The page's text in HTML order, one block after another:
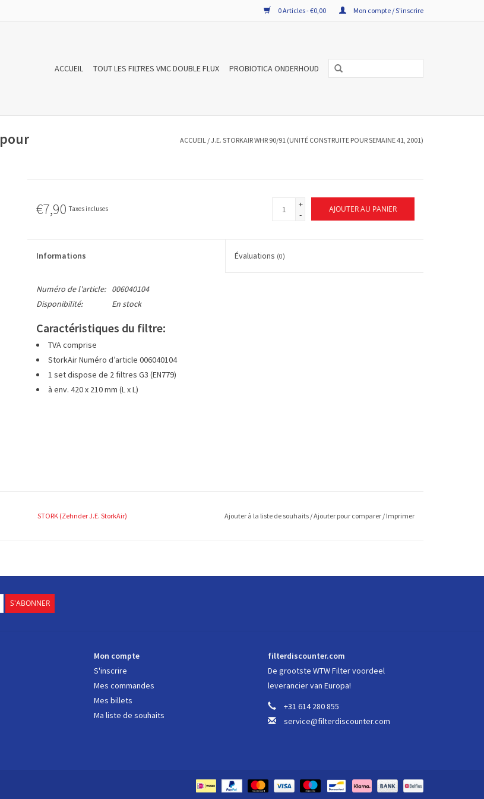
0 Articles - €0,00 Mon compte / S'inscrire
ACCUEIL TOUT LES FILTRES VMC DOUBLE FLUX PROBIOTICA ONDERHOUD
ACCUEIL / J.E. STORKAIR WHR 90/91 (UNITÉ CONSTRUITE POUR SEMAINE 41, 2001)
€7,90 Taxes incluses
+
-
AJOUTER AU PANIER
Informations Évaluations (0)
Numéro de l'article:
006040104
Disponibilité:
En stock
Caractéristiques du filtre:
TVA comprise
StorkAir Numéro d’article 006040104
1 set dispose de 2 filtres G3 (EN779)
à env. 420 x 210 mm (L x L)
STORK (Zehnder J.E. StorkAir) Ajouter à la liste de souhaits /Ajouter pour comparer / Imprimer
S'ABONNER
Mon compte
S'inscrire
Mes commandes
Mes billets
Ma liste de souhaits
filterdiscounter.com
De grootste WTW Filter voordeel
leverancier van Europa!
+31 614 280 855
service@filterdiscounter.com